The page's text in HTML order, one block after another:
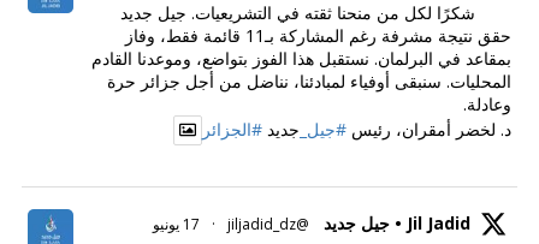
شكرًا لكل من منحنا ثقته في التشريعيات. جيل جديد
حقق نتيجة مشرفة رغم المشاركة بـ11 قائمة فقط، وفاز
بمقاعد في البرلمان. نستقبل هذا الفوز بتواضع، وموعدنا القادم
المحليات. سنبقى أوفياء لمبادئنا، نناضل من أجل جزائر حرة
وعادلة.
د. لخضر أمقران، رئيس #جيل_ جديد #الجزائر
Jil Jadid • جيل جديد @jiljadid_dz
· 17 يونيو